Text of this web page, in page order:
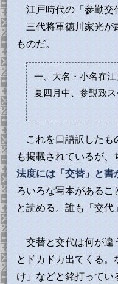
江戸時代の「参勤交
三代将軍徳川家光が
ものだ。
一、大名・小名在
夏四月中、参覲致ス
これを口語訳したも
も掲載されているが
法度には「交替」と書
ろいろな写本があるこ
と読める。誰も「交代
交替と交代は何が違
とドカドカ出てくる
け」などと銘打ってい